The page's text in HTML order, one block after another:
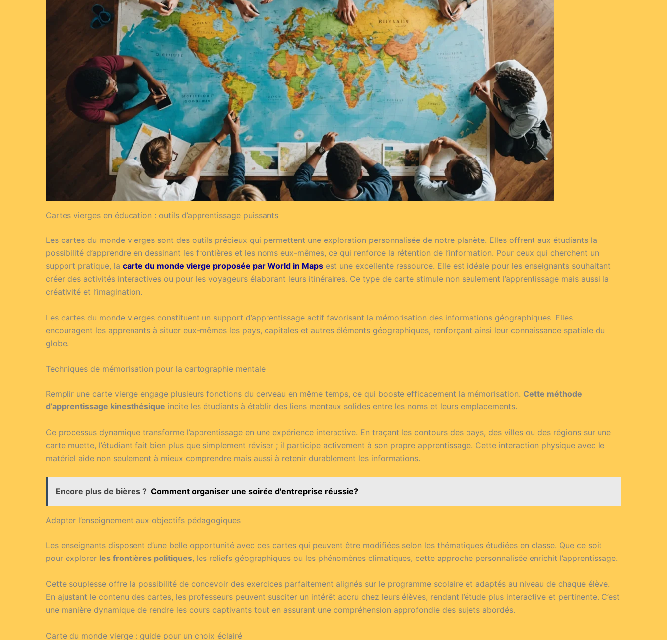
Cartes vierges en éducation : outils d’apprentissage puissants
Les cartes du monde vierges sont des outils précieux qui permettent une exploration personnalisée de notre planète. Elles offrent aux étudiants la
possibilité d’apprendre en dessinant les frontières et les noms eux-mêmes, ce qui renforce la rétention de l’information. Pour ceux qui cherchent un
support pratique, la carte du monde vierge proposée par World in Maps est une excellente ressource. Elle est idéale pour les enseignants souhaitant
créer des activités interactives ou pour les voyageurs élaborant leurs itinéraires. Ce type de carte stimule non seulement l’apprentissage mais aussi la
créativité et l’imagination.
Les cartes du monde vierges constituent un support d’apprentissage actif favorisant la mémorisation des informations géographiques. Elles
encouragent les apprenants à situer eux-mêmes les pays, capitales et autres éléments géographiques, renforçant ainsi leur connaissance spatiale du
globe.
Techniques de mémorisation pour la cartographie mentale
Remplir une carte vierge engage plusieurs fonctions du cerveau en même temps, ce qui booste efficacement la mémorisation. Cette méthode
d’apprentissage kinesthésique incite les étudiants à établir des liens mentaux solides entre les noms et leurs emplacements.
Ce processus dynamique transforme l’apprentissage en une expérience interactive. En traçant les contours des pays, des villes ou des régions sur une
carte muette, l’étudiant fait bien plus que simplement réviser ; il participe activement à son propre apprentissage. Cette interaction physique avec le
matériel aide non seulement à mieux comprendre mais aussi à retenir durablement les informations.
Encore plus de bières ? Comment organiser une soirée d'entreprise réussie?
Adapter l’enseignement aux objectifs pédagogiques
Les enseignants disposent d’une belle opportunité avec ces cartes qui peuvent être modifiées selon les thématiques étudiées en classe. Que ce soit
pour explorer les frontières politiques, les reliefs géographiques ou les phénomènes climatiques, cette approche personnalisée enrichit l’apprentissage.
Cette souplesse offre la possibilité de concevoir des exercices parfaitement alignés sur le programme scolaire et adaptés au niveau de chaque élève.
En ajustant le contenu des cartes, les professeurs peuvent susciter un intérêt accru chez leurs élèves, rendant l’étude plus interactive et pertinente. C’est
une manière dynamique de rendre les cours captivants tout en assurant une compréhension approfondie des sujets abordés.
Carte du monde vierge : guide pour un choix éclairé